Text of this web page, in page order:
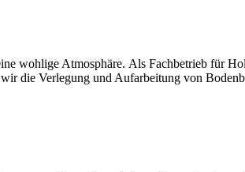
wohlige Atmosphäre. Als Fachbetrieb für
die Verlegung und Aufarbeitung von